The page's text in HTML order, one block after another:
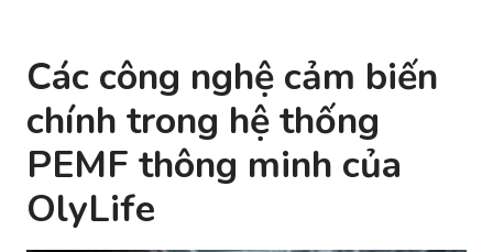
Các công nghệ cảm biến
chính trong hệ thống
PEMF thông minh của
OlyLife